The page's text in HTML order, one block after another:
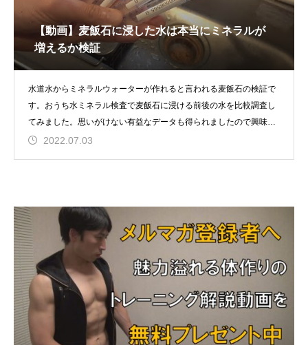
【動画】麦飯石に浸した水は本当にミネラルが
増えるか検証
水道水からミネラルウォーターが作れると言われる麦飯石の検証で
す。おうち水ミネラル検査で麦飯石に浸ける前後の水を比較調査し
てみました。思いがけない有益なデータも得られましたので興味あ
る方2022.07.03